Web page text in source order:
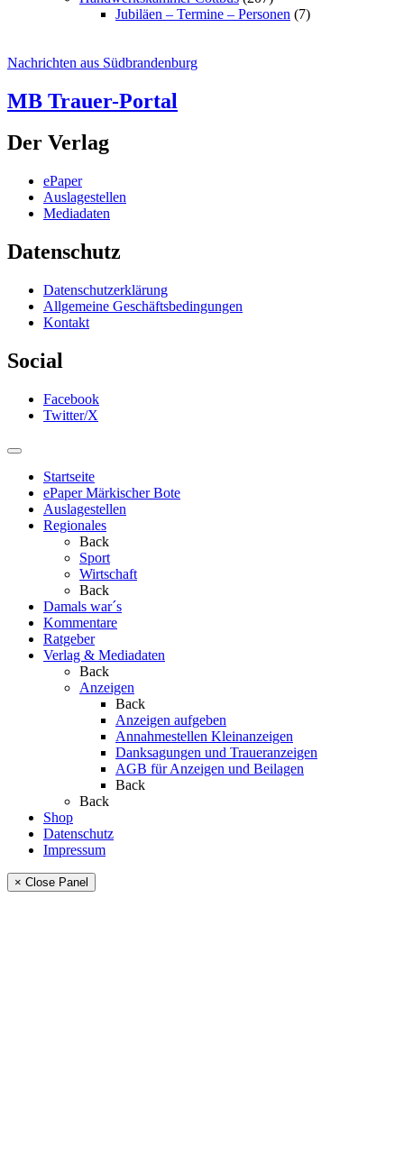
Jubiläen – Termine – Personen (7)
Nachrichten aus Südbrandenburg
MB Trauer-Portal
Der Verlag
ePaper
Auslagestellen
Mediadaten
Datenschutz
Datenschutzerklärung
Allgemeine Geschäftsbedingungen
Kontakt
Social
Facebook
Twitter/X
Startseite
ePaper Märkischer Bote
Auslagestellen
Regionales
Back
Sport
Wirtschaft
Back
Damals war´s
Kommentare
Ratgeber
Verlag & Mediadaten
Back
Anzeigen
Back
Anzeigen aufgeben
Annahmestellen Kleinanzeigen
Danksagungen und Traueranzeigen
AGB für Anzeigen und Beilagen
Back
Back
Shop
Datenschutz
Impressum
× Close Panel